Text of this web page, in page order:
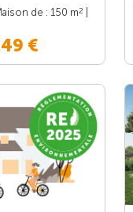
de : 150 m2
€